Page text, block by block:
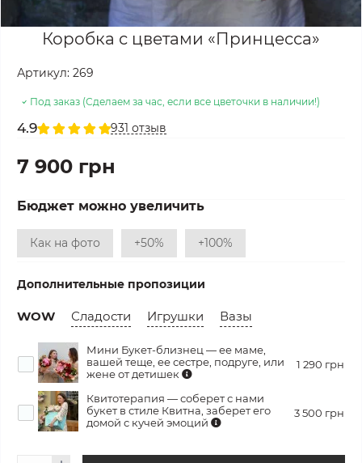
Коробка с цветами «Принцесса»
Артикул: 269
Под заказ (Сделаем за час, если все цветочки в наличии!)
4.9 931 отзыв
7 900 грн
Бюджет можно увеличить
Как на фото +50% +100%
Дополнительные пропозиции
WOW Сладости Игрушки Вазы
Мини Букет-близнец — ее маме,
вашей теще, ее сестре, подруге, или
жене от детишек
1 290 грн
Квитотерапия — соберет с нами
букет в стиле Квитна, заберет его
домой с кучей эмоций
3 500 грн